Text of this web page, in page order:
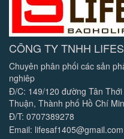
CÔNG TY TNHH
Chuyên phân phối các sản
nghiêp
Đ/C: 149/120 đường Tân
Thuận, Thành phố Hồ Chí
Đ/T: 0707389278
Email: lifesaf1405@gmail.com